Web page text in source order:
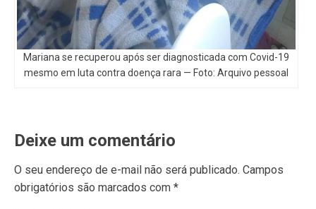
Mariana se recuperou após ser diagnosticada com Covid-19
mesmo em luta contra doença rara — Foto: Arquivo pessoal
Deixe um comentário
O seu endereço de e-mail não será publicado. Campos
obrigatórios são marcados com *